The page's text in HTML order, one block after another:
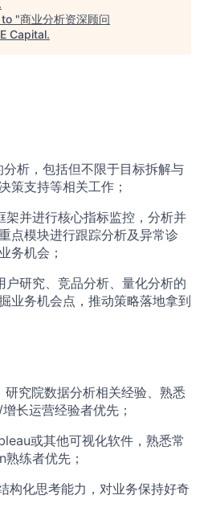
.
"商业分析资深顾问
Capital.
析，包括但不限于目标拆解与
策支持等相关工作；
架并进行核心指标监控，分析并
点模块进行跟踪分析及异常诊
务机会；
研究、竞品分析、量化分析的
业务机会点，推动策略落地拿到
研究院数据分析相关经验、熟悉
长运营经验者优先；
或其他可视化软件，熟悉常
练者优先；
构化思考能力，对业务保持好奇